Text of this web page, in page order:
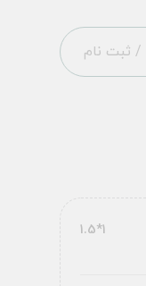
/ ثبت نام
1*1.5